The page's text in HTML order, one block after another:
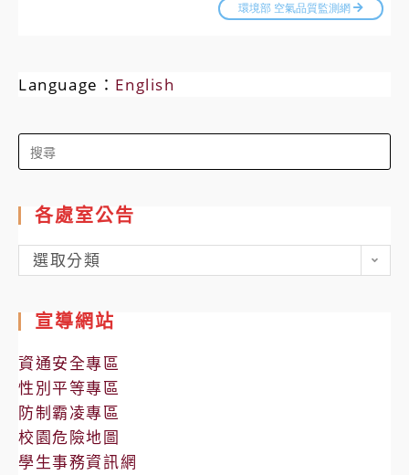
Language： English
Search
for:
各處室公告
各
處
公
告
選取分類
宣導網站
資通安全專區
性別平等專區
防制霸凌專區
校園危險地圖
學生事務資訊網